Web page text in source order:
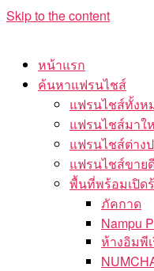
Skip to the content
หน้าแรก
ค้นหาแฟรนไชส์
แฟรนไชส์ทั้งห
แฟรนไชส์มาใ
แฟรนไชส์ต่าง
แฟรนไชส์ขาย
พื้นที่พร้อมเปิด
ภัคกาด
Nampu
ห้างอิมพี